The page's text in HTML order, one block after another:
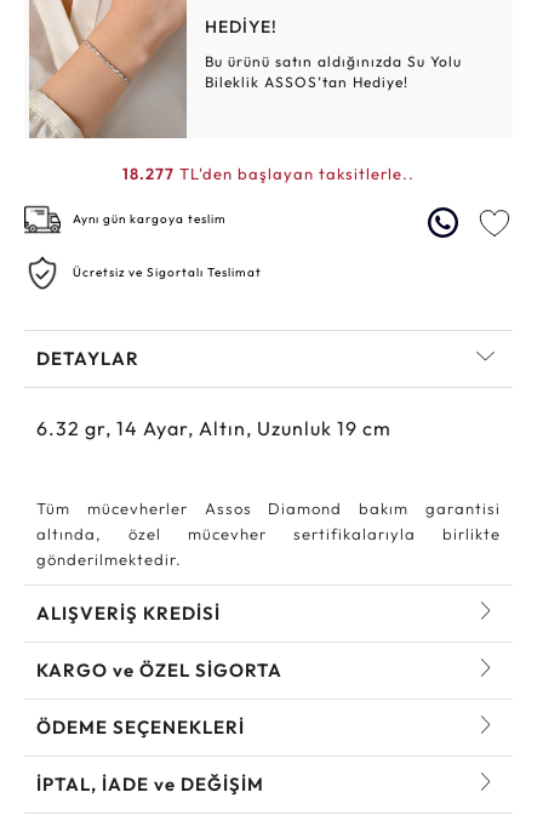
HEDİYE!
Bu ürünü satın aldığınızda Su Yolu
Bileklik ASSOS’tan Hediye!
18.277 TL'den başlayan taksitlerle..
Aynı gün kargoya teslim
Ücretsiz ve Sigortalı Teslimat
DETAYLAR
6.32 gr, 14 Ayar, Altın, Uzunluk 19 cm
Tüm mücevherler Assos Diamond bakım garantisi
altında, özel mücevher sertifikalarıyla birlikte
gönderilmektedir.
ALIŞVERİŞ KREDİSİ
KARGO ve ÖZEL SİGORTA
ÖDEME SEÇENEKLERİ
İPTAL, İADE ve DEĞİŞİM